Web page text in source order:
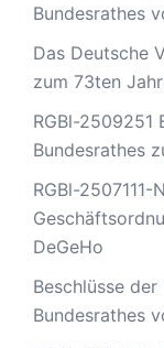
Bundesrathes
Das Deutsche
zum 73ten
RGBl-2509251
Bundesrathes
RGBl-
DeGeHo
Beschlüsse
Bundesrathes